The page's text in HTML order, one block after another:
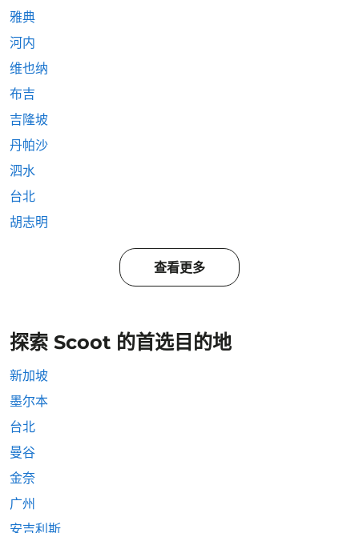
雅典
河内
维也纳
布吉
吉隆坡
丹帕沙
泗水
台北
胡志明
查看更多
探索 Scoot 的首选目的地
新加坡
墨尔本
台北
曼谷
金奈
广州
安吉利斯